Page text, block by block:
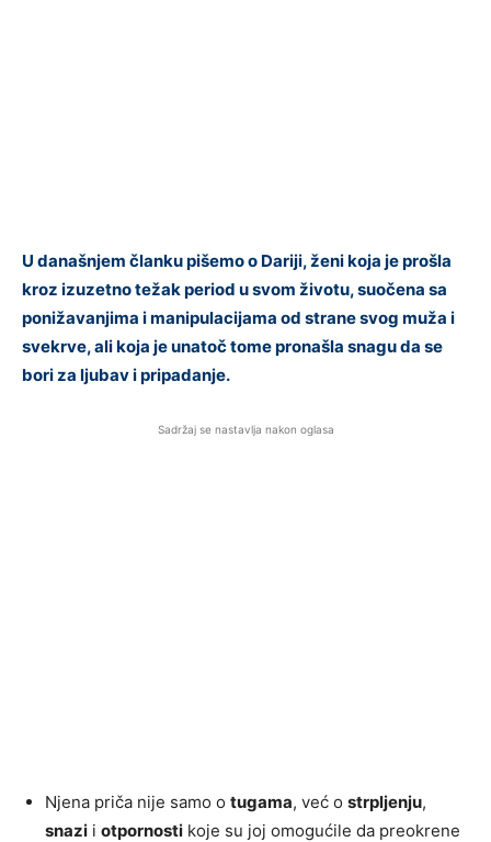
U današnjem članku pišemo o Dariji, ženi koja je prošla
kroz izuzetno težak period u svom životu, suočena sa
ponižavanjima i manipulacijama od strane svog muža i
svekrve, ali koja je unatoč tome pronašla snagu da se
bori za ljubav i pripadanje.
Sadržaj se nastavlja nakon oglasa
Njena priča nije samo o tugama, već o strpljenju,
snazi i otpornosti koje su joj omogućile da preokrene